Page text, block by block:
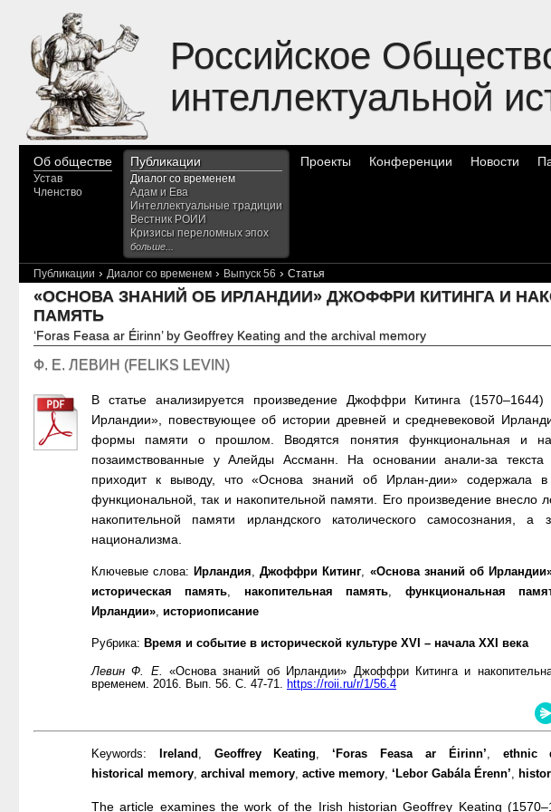
Российское
интеллектуальной
Об обществе
Устав
Членство
Публикации
Диалог со временем
Адам и Ева
Интеллектуальные традиции
Вестник РОИИ
Кризисы переломных эпох
больше...
Проекты Конференции Новости
Публикации › Диалог со временем › Выпуск 56 › Статья
«ОСНОВА ЗНАНИЙ ОБ ИРЛАНДИИ» ДЖОФФРИ КИТИНГА И
ПАМЯТЬ
‘Foras Feasa ar Éirinn’ by Geoffrey Keating and the archival memory
Ф. Е. ЛЕВИН (FELIKS LEVIN)
В статье анализируется произведение Джоффри Китинга
Ирландии», повествующее об истории древней и средневековой
формы памяти о прошлом. Вводятся понятия функциональная и
позаимствованные у Алейды Ассманн. На основании анали-за текста
приходит к выводу, что «Основа знаний об Ирлан-дии» содержала в
функциональной, так и накопительной памяти. Его произведение внесло
накопительной памяти ирландского католического самосознания, а
национализма.
Ключевые слова: Ирландия,Джоффри Китинг, «Основа знаний об
историческая память, накопительная память, функциональная
Ирландии», историописание
Рубрика: Время и событие в исторической культуре XVI – начала XXI века
Левин Ф. Е.«Основа знаний об Ирландии» Джоффри Китинга и
временем. 2016. Вып. 56. С. 47-71. https://roii.ru/r/1/56.4
Keywords: Ireland , Geoffrey Keating,‘Foras Feasa ar Éirinn’, ethnic
historical memory, archival memory, active memory, ‘Lebor Gabála Érenn’,
The article examines the work of the Irish historian Geoffrey Keating